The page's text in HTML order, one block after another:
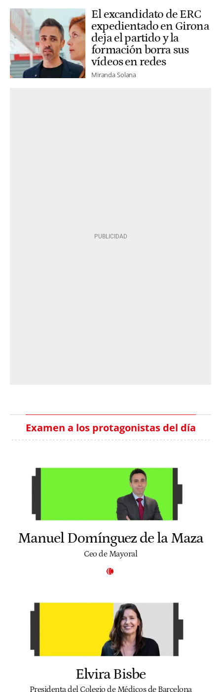
El excandidato de ERC
expedientado en Girona
deja el partido y la
formación borra sus
vídeos en redes
Miranda Solana
Examen a los protagonistas del día
Manuel Domínguez de la Maza
Ceo de Mayoral
Elvira Bisbe
Presidenta del Colegio de Médicos de Barcelona